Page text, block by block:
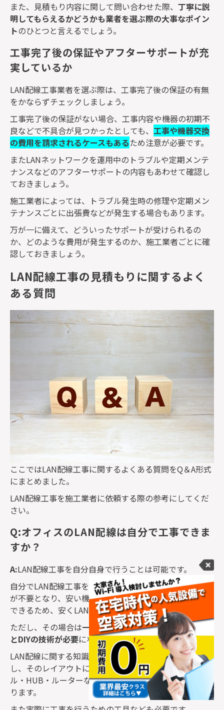
また、見積もり内容に関して問い合わせた際、 丁寧に説
明してもらえるかどうかも業者を選ぶ際の大事なポイン
トのひとつと言えるでしょう。
工事完了後の保証やアフターサポートが充
実しているか
LAN配線工事業者を選ぶ際は、工事完了後の保証の有無
をかならずチェックしましょう。
工事完了後の保証がない場合、工事内容や機器の初期不
良などで不具合が見つかったとしても、 工事や機器交換
の費用を請求されるケースもあるため注意が必要です。
またLANネットワークを運用中のトラブルや定期メンテ
ナンスなどのアフターサポートの内容もあわせて確認し
ておきましょう。
施工業者によっては、トラブル発生時の修理や定期メン
テナンスごとに出張費などが発生する場合もあります。
万が一に備えて、どういったサポートが受けられるの
か、どのような費用が発生するのか、施工業者ごとに確
認しておきましょう。
LAN配線工事の見積もりに関するよく
ある質問
ここではLAN配線工事に関するよくある質問をQ＆A形式
にまとめました。
LAN配線工事を施工業者に依頼する際の参考にしてくだ
さい。
Q:オフィスのLAN配線は自分で工事できま
すか？
A:LAN配線工事を自分自身で行うことは可能です。
自分でLAN配線工事をおこなうことで、人件費と作業費
が不要となり、安い機材を用意することで部材費も節約
できるため、安く LAN 配線をしたい方に向いています。
ただし、その場合は一定レベルのLAN配線に関する知識
とDIYの技術が必要になります。
LAN配線に関する知識については、レイアウトを作成
し、そのレイアウトに合わせて必要な機器（
LANケーブ
ル・ HUB ・ルーターなど）の選定・購入を行う必要があ
ります。